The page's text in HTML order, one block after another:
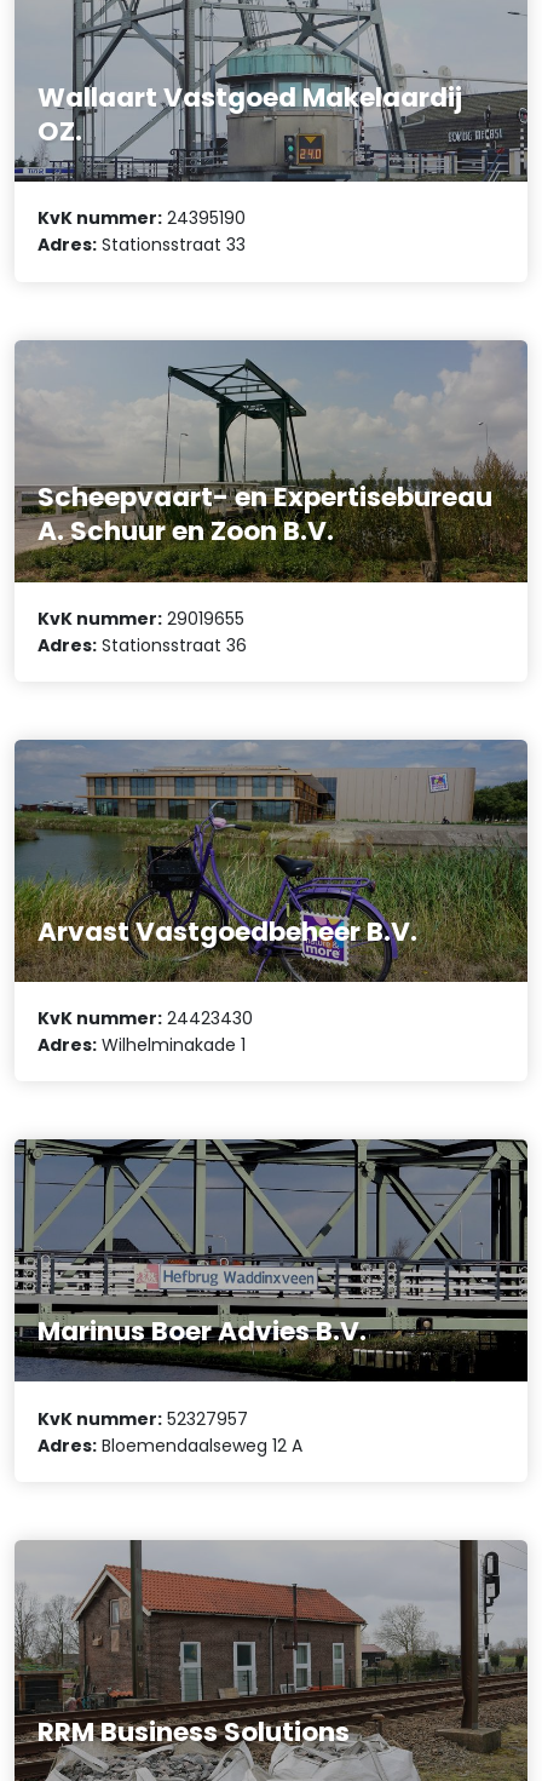
Wallaart Vastgoed Makelaardij
OZ.
KvK nummer: 24395190
Adres: Stationsstraat 33
Scheepvaart- en Expertisebureau
A. Schuur en Zoon B.V.
KvK nummer: 29019655
Adres: Stationsstraat 36
Arvast Vastgoedbeheer B.V.
KvK nummer: 24423430
Adres: Wilhelminakade 1
Marinus Boer Advies B.V.
KvK nummer: 52327957
Adres: Bloemendaalseweg 12 A
RRM Business Solutions